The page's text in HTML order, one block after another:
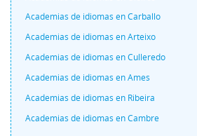
Academias de idiomas en Carballo
Academias de idiomas en Arteixo
Academias de idiomas en Culleredo
Academias de idiomas en Ames
Academias de idiomas en Ribeira
Academias de idiomas en Cambre